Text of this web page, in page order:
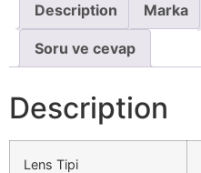
Description Marka
Soru ve cevap
Description
Lens Tipi